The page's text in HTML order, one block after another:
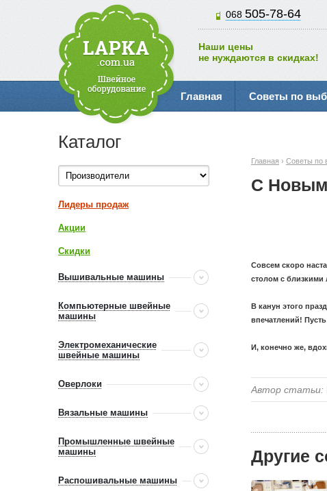
068 505-78-64
Наши цены
не нуждаются в скидках!
Главная Советы по
Главная › Советы по
С Новым
Совсем скоро
столом с
В канун этого
впечатлений!
И, конечно же,
Автор статьи:
Другие
Каталог
Лидеры продаж
Акции
Скидки
Вышивальные машины
Компьютерные швейные
машины
Электромеханические
швейные машины
Оверлоки
Вязальные машины
Промышленные швейные
машины
Распошивальные машины